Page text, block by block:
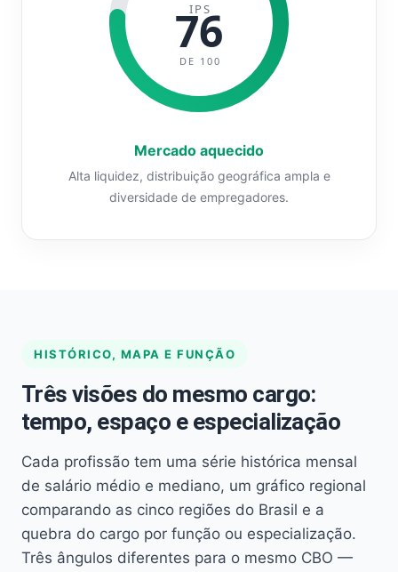
IPS
76
DE 100
Mercado aquecido
Alta liquidez, distribuição geográfica ampla e
diversidade de empregadores.
HISTÓRICO, MAPA E FUNÇÃO
Três visões do mesmo cargo:
tempo, espaço e especialização
Cada profissão tem uma série histórica mensal
de salário médio e mediano, um gráfico regional
comparando as cinco regiões do Brasil e a
quebra do cargo por função ou especialização.
Três ângulos diferentes para o mesmo CBO —